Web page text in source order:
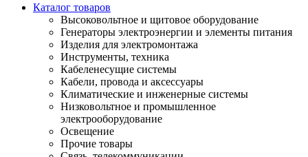
Каталог товаров
Высоковольтное и щитовое оборудование
Генераторы электроэнергии и элементы питания
Изделия для электромонтажа
Инструменты, техника
Кабеленесущие системы
Кабели, провода и аксессуары
Климатические и инженерные системы
Низковольтное и промышленное
электрооборудование
Освещение
Прочие товары